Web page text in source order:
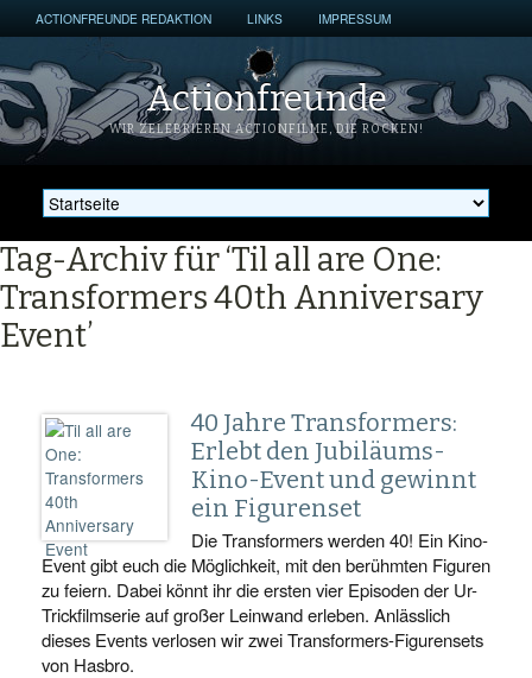
ACTIONFREUNDE REDAKTION LINKS IMPRESSUM
Actionfreunde
WIR ZELEBRIEREN ACTIONFILME, DIE ROCKEN!
Tag-Archiv für ‘Til all are One:
Transformers 40th Anniversary
Event’
40 Jahre Transformers:
Erlebt den Jubiläums-
Kino-Event und gewinnt
ein Figurenset
Die Transformers werden 40! Ein Kino-
Event gibt euch die Möglichkeit, mit den berühmten Figuren
zu feiern. Dabei könnt ihr die ersten vier Episoden der Ur-
Trickfilmserie auf großer Leinwand erleben. Anlässlich
dieses Events verlosen wir zwei Transformers-Figurensets
von Hasbro.